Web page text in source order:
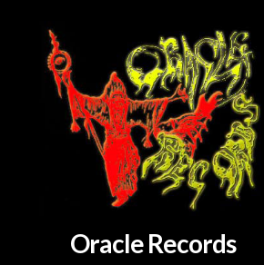
content
Oracle Records